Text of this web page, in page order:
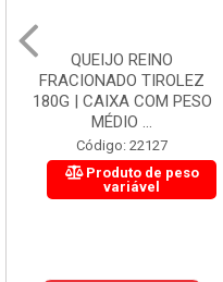
QUEIJO REINO
FRACIONADO TIROLEZ
180G | CAIXA COM PESO
MÉDIO ...
Código: 22127
Produto de peso
variável